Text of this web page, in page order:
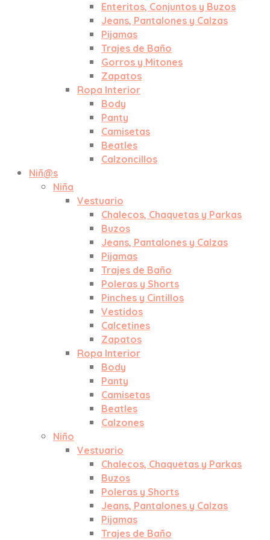
Enteritos, Conjuntos y Buzos
Jeans, Pantalones y Calzas
Pijamas
Trajes de Baño
Gorros y Mitones
Zapatos
Ropa Interior
Body
Panty
Camisetas
Beatles
Calzoncillos
Niñ@s
Niña
Vestuario
Chalecos, Chaquetas y Parkas
Buzos
Jeans, Pantalones y Calzas
Pijamas
Trajes de Baño
Poleras y Shorts
Pinches y Cintillos
Vestidos
Calcetines
Zapatos
Ropa Interior
Body
Panty
Camisetas
Beatles
Calzones
Niño
Vestuario
Chalecos, Chaquetas y Parkas
Buzos
Poleras y Shorts
Jeans, Pantalones y Calzas
Pijamas
Trajes de Baño